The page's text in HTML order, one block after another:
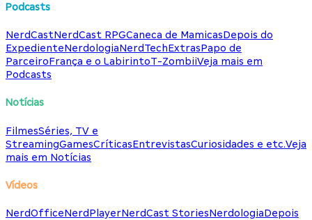
Podcasts
NerdCastNerdCast RPGCaneca de MamicasDepois do
ExpedienteNerdologiaNerdTechExtrasPapo de
ParceiroFrança e o LabirintoT-ZombiiVeja mais em
Podcasts
Notícias
FilmesSéries, TV e
StreamingGamesCríticasEntrevistasCuriosidades e etc.Veja
mais em Notícias
Vídeos
NerdOfficeNerdPlayerNerdCast StoriesNerdologiaDepois